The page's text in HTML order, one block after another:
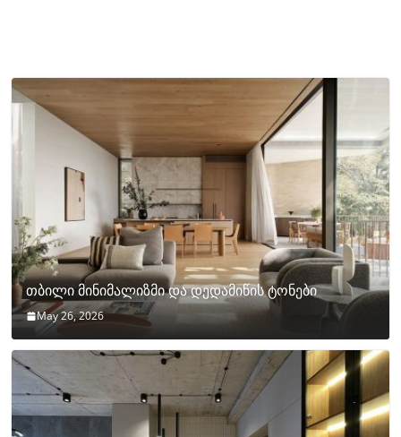
თბილი მინიმალიზმი და დედამიწის ტონები
May 26, 2026